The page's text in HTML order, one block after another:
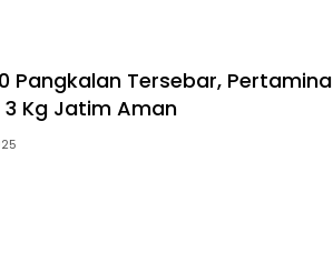
Pangkalan Tersebar, Pertamina
3 Kg Jatim Aman